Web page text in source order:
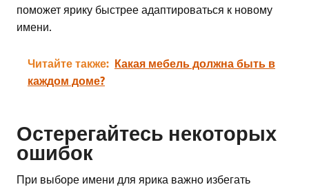
поможет ярику быстрее адаптироваться к новому
имени.
Читайте также: Какая мебель должна быть в
каждом доме?
Остерегайтесь некоторых
ошибок
При выборе имени для ярика важно избегать